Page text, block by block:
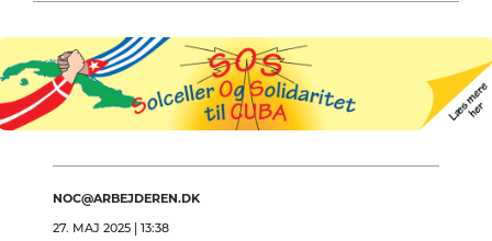
OM
ARBEJDEREN
NOC@ARBEJDEREN.DK
27. MAJ 2025 | 13:38